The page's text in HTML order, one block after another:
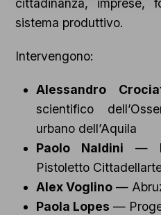
cittadinanza, imprese,
sistema produttivo.
Intervengono:
Alessandro
scientifico
urbano dell’Aquila
Paolo Naldini —
Pistoletto
Alex Voglino—
Paola Lopes —